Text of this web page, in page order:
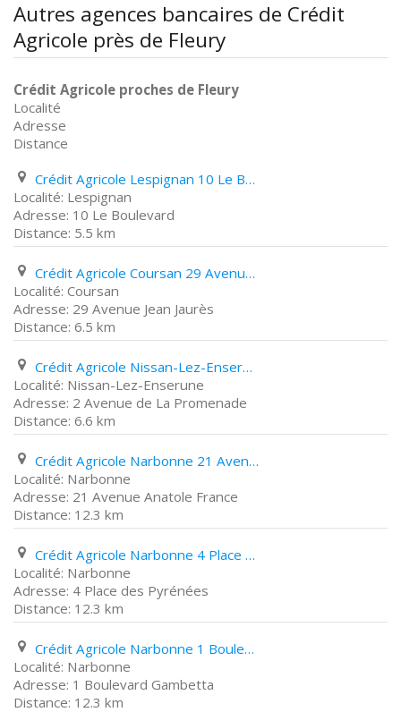
Autres agences bancaires de Crédit
Agricole près de Fleury
Crédit Agricole proches de Fleury
Localité
Adresse
Distance
Crédit Agricole Lespignan 10 Le Boulevard
Lespignan
10 Le Boulevard
5.5 km
Crédit Agricole Coursan 29 Avenue Jean Jaurès
Coursan
29 Avenue Jean Jaurès
6.5 km
Crédit Agricole Nissan-Lez-Enserune 2 Avenue de La Promenade
Nissan-Lez-Enserune
2 Avenue de La Promenade
6.6 km
Crédit Agricole Narbonne 21 Avenue Anatole France
Narbonne
21 Avenue Anatole France
12.3 km
Crédit Agricole Narbonne 4 Place des Pyrénées
Narbonne
4 Place des Pyrénées
12.3 km
Crédit Agricole Narbonne 1 Boulevard Gambetta
Narbonne
1 Boulevard Gambetta
12.3 km